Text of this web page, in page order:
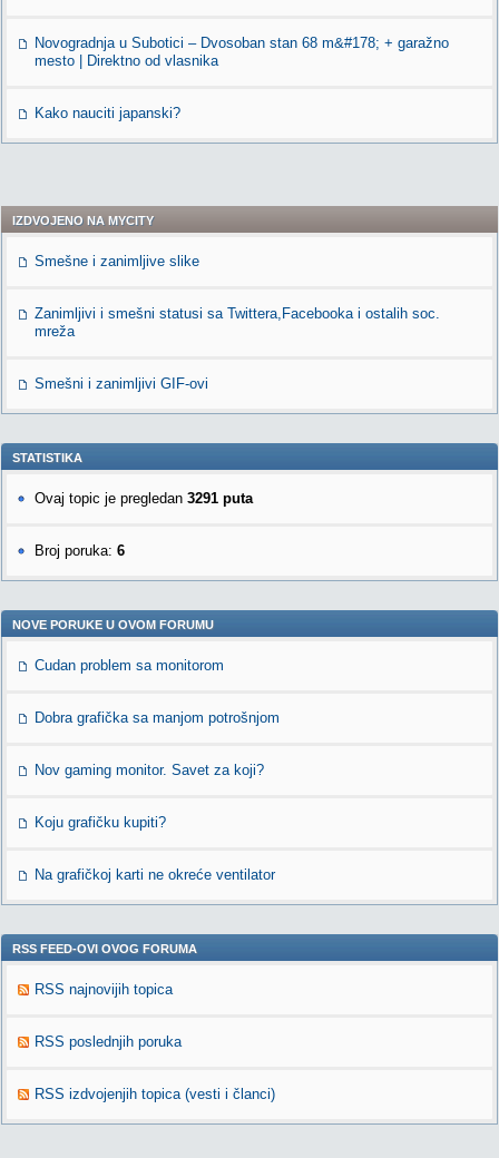
Novogradnja u Subotici – Dvosoban stan 68 m&#178; + garažno
mesto | Direktno od vlasnika
Kako nauciti japanski?
IZDVOJENO NA MYCITY
Smešne i zanimljive slike
Zanimljivi i smešni statusi sa Twittera,Facebooka i ostalih soc.
mreža
Smešni i zanimljivi GIF-ovi
STATISTIKA
Ovaj topic je pregledan 3291 puta
Broj poruka: 6
NOVE PORUKE U OVOM FORUMU
Cudan problem sa monitorom
Dobra grafička sa manjom potrošnjom
Nov gaming monitor. Savet za koji?
Koju grafičku kupiti?
Na grafičkoj karti ne okreće ventilator
RSS FEED-OVI OVOG FORUMA
RSS najnovijih topica
RSS poslednjih poruka
RSS izdvojenjih topica (vesti i članci)